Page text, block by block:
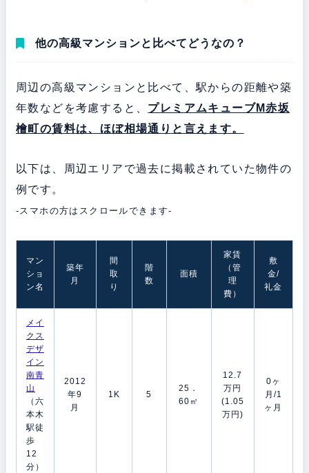
他の高級マンションと比べてどうなの？
周辺の高級マンションと比べて、駅からの距離や築
年数などを考慮すると、 プレミアムキューブM赤坂
檜町の賃料は、ほぼ相場通りと言えます。
以下は、周辺エリアで過去に掲載されていた物件の
例です。
-スマホの方はスクロールできます-
マン
ショ
ン名
築年
月
間
取
り
階
数
面積
家賃
（管
理
費）
敷
金/
礼金
メイ
クス
デザ
イン
南青
山
（六
本木
駅徒
歩
12
分）
2012
年9
月
1K 5
25．
60㎡
12.7
万円
(1.05
万円)
0ヶ
月/1
ヶ月